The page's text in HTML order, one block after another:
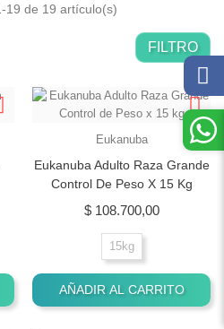
FILTRO
19 de 19 artículo(s)
Eukanuba
Eukanuba Adulto Raza Grande
Control De Peso X 15 Kg
$ 108.700,00Precio
15kg
AÑADIR AL CARRITO